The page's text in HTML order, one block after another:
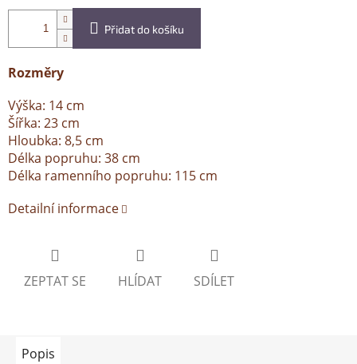
Přidat do košíku
Rozměry
Výška: 14 cm
Šířka: 23 cm
Hloubka: 8,5 cm
Délka popruhu: 38 cm
Délka ramenního popruhu: 115 cm
Detailní informace
ZEPTAT SE HLÍDAT SDÍLET
Popis